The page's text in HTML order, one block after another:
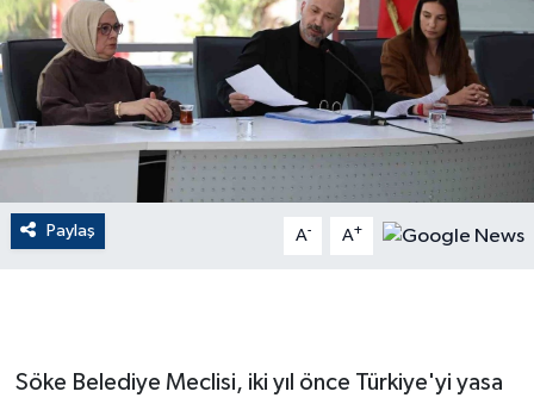
Paylaş A- A+
Söke Belediye Meclisi, iki yıl önce Türkiye'yi yasa
EKONOMİ
English News
Finans
Flaş Haber
Gayrimenkul
GÜNDEM